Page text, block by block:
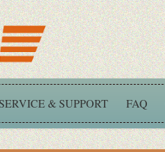
& SUPPORT FAQ